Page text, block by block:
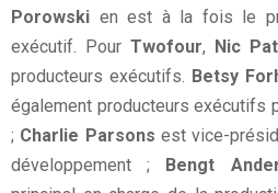
Porowski en est à la fois le
exécutif. Pour Twofour, Nic
producteurs exécutifs. Betsy
également producteurs exécutifs
; Charlie Parsons est vice-
développement ;
Bengt